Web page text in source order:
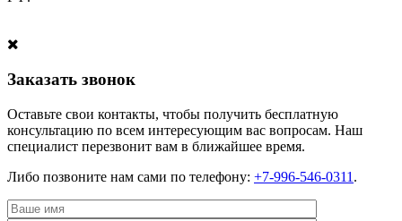
Заказать звонок
Оставьте свои контакты, чтобы получить бесплатную
консультацию по всем интересующим вас вопросам. Наш
специалист перезвонит вам в ближайшее время.
Либо позвоните нам сами по телефону: +7-996-546-0311 .